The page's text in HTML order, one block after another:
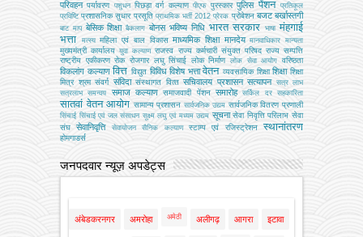
परिवहन पर्यावरण पशुधन पिछड़ा वर्ग कल्‍याण पीएफ पुरस्कार पुलिस पेंशन
प्रतिकूल
प्रविष्टि प्रशासनिक सुधार प्रसूति प्राथमिक भर्ती 2012 प्रेरक प्रोबेशन बजट बर्खास्तगी
बाट माप बेसिक शिक्षा बैकलाग बोनस भविष्य निधि भारत सरकार भाषा मंहगाई
भत्ता
मत्‍स्‍य महिला एवं बाल विकास माध्यमिक शिक्षा मानदेय मानवाधिकार मान्यता
मुख्‍यमंत्री कार्यालय युवा कल्याण राजस्व राज्य कर्मचारी संयुक्त परिषद राज्य सम्पत्ति
राष्ट्रीय एकीकरण रोक रोजगार लघु सिंचाई लोक निर्माण लोक सेवा आयोग वरिष्ठता
विकलांग कल्याण वित्त विद्युत विविध विशेष भत्ता वेतन व्‍यवसायिक शिक्षा शिक्षा शिक्षा
मित्र श्रम संवर्ग संविदा संस्‍थागत वित्‍त सचिवालय प्रशासन सत्यापन सत्र लाभ
सत्रलाभ
समन्वय समाज कल्याण समाजवादी पेंशन समारोह सर्किल दर सहकारिता
सातवां वेतन आयोग सामान्य प्रशासन सार्वजनिक उद्यम सार्वजनिक वितरण प्रणाली
सिंचाई सिंचाई एवं जल संसाधन सूक्ष्म लघु एवं मध्यम उद्यम सूचना सेवा निवृत्ति परिलाभ सेवा
संघ
सेवानिवृत्ति सेवायोजन सैनिक कल्‍याण स्टाम्प एवं रजिस्ट्रेशन स्थानांतरण
होमगाडर्स
जनपदवार न्यूज़ अपडेट्स
अंबेडकरनगर अमरोहा अमेठी अलीगढ़ आगरा इटावा